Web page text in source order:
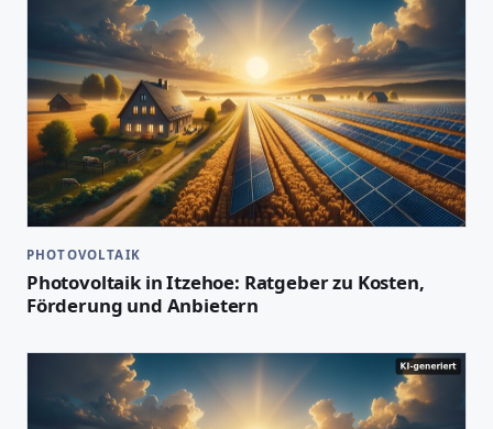
PHOTOVOLTAIK
Photovoltaik in Itzehoe: Ratgeber zu Kosten,
Förderung und Anbietern